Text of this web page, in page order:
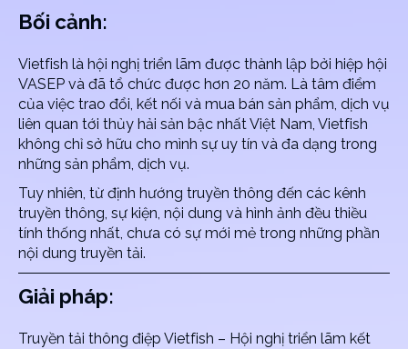
Bối cảnh:
Vietfish là hội nghị triển lãm được thành lập bởi hiệp hội
VASEP và đã tổ chức được hơn 20 năm. Là tâm điểm
của việc trao đổi, kết nối và mua bán sản phẩm, dịch vụ
liên quan tới thủy hải sản bậc nhất Việt Nam, Vietfish
không chỉ sở hữu cho mình sự uy tín và đa dạng trong
những sản phẩm, dịch vụ.
Tuy nhiên, từ định hướng truyền thông đến các kênh
truyền thông, sự kiện, nội dung và hình ảnh đều thiều
tính thống nhất, chưa có sự mới mẻ trong những phần
nội dung truyền tải.
Giải pháp:
Truyền tải thông điệp Vietfish – Hội nghị triển lãm kết